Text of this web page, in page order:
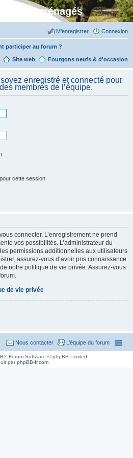
Vans aménagés
Connexion
M’enregistrer
participer au forum ?
Fourgons neufs & d'occasion
Site web
R
enregistré et connecté pour
membres de l’équipe.
cette session
connecter. L’enregistrement ne prend
vos possibilités. L’administrateur du
permissions additionnelles aux utilisateurs
assurez-vous d’avoir pris connaissance
notre politique de vie privée. Assurez-vous
de vie privée
L’équipe du forum
Nous contacter
® Forum Software © phpBB Limited
parphpBB-fr.com